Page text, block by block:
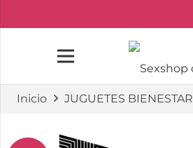
Inicio JUGUETES BIENESTAR